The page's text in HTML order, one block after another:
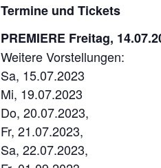
Termine und Tickets
PREMIERE Freitag,
Weitere Vorstellungen:
Sa, 15.07.2023
Mi, 19.07.2023
Do, 20.07.2023,
Fr, 21.07.2023,
Sa, 22.07.2023,